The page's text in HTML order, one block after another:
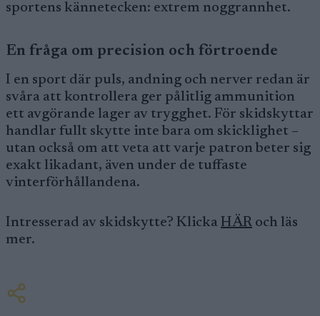
sportens kännetecken: extrem noggrannhet.
En fråga om precision och förtroende
I en sport där puls, andning och nerver redan är
svåra att kontrollera ger pålitlig ammunition
ett avgörande lager av trygghet. För skidskyttar
handlar fullt skytte inte bara om skicklighet –
utan också om att veta att varje patron beter sig
exakt likadant, även under de tuffaste
vinterförhållandena.
Intresserad av skidskytte? Klicka HÄR och läs
mer.